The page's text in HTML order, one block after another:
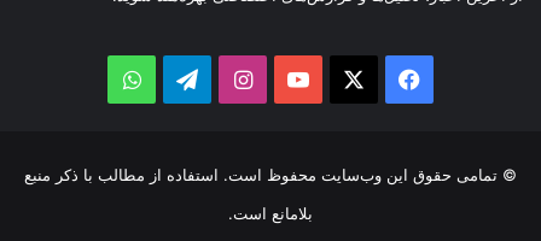
Facebook
YouTube
Instagram
Telegram
WhatsApp
© تمامی حقوق این وب‌سایت محفوظ است. استفاده از مطالب با ذکر منبع
بلامانع است.